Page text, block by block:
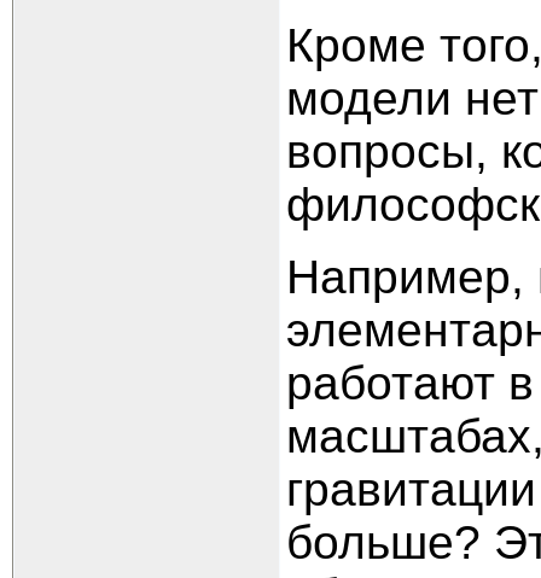
Кроме
модели
вопросы,
Например,
работают в
больше?